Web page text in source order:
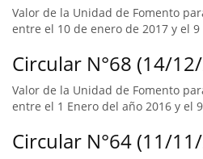
Valor de la Unidad de Fomento
entre el 10 de enero de 2017 y el
Circular N°68 (14/
Valor de la Unidad de Fomento
entre el 1 Enero del año 2016 y el
Circular N°64 (11/